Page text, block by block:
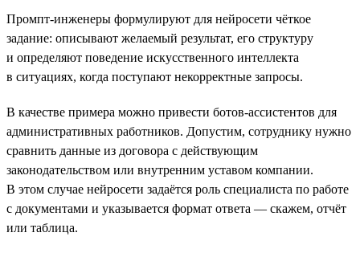
Промпт-инженеры формулируют для нейросети чёткое
задание: описывают желаемый результат, его структуру
и определяют поведение искусственного интеллекта
в ситуациях, когда поступают некорректные запросы.
В качестве примера можно привести ботов-ассистентов для
административных работников. Допустим, сотруднику нужно
сравнить данные из договора с действующим
законодательством или внутренним уставом компании.
В этом случае нейросети задаётся роль специалиста по работе
с документами и указывается формат ответа — скажем, отчёт
или таблица.